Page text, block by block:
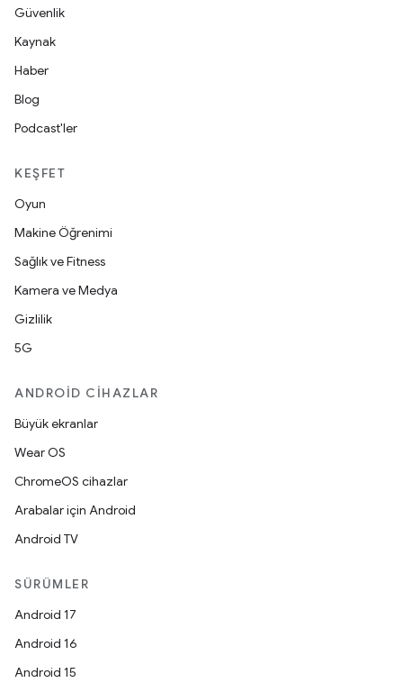
Güvenlik
Kaynak
Haber
Blog
Podcast'ler
KEŞFET
Oyun
Makine Öğrenimi
Sağlık ve Fitness
Kamera ve Medya
Gizlilik
5G
ANDROID CIHAZLAR
Büyük ekranlar
Wear OS
ChromeOS cihazlar
Arabalar için Android
Android TV
SÜRÜMLER
Android 17
Android 16
Android 15